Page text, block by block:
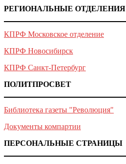
РЕГИОНАЛЬНЫЕ ОТДЕЛЕНИЯ
КПРФ Московское отделение
КПРФ Новосибирск
КПРФ Санкт-Петербург
ПОЛИТПРОСВЕТ
Библиотека газеты "Революция"
Документы компартии
ПЕРСОНАЛЬНЫЕ СТРАНИЦЫ